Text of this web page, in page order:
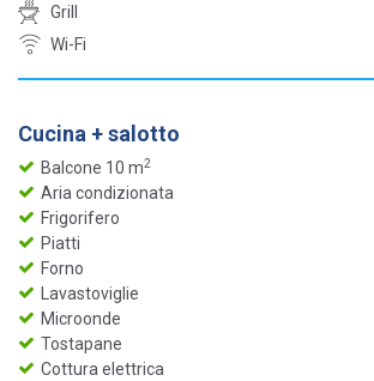
Grill
Wi-Fi
Cucina + salotto
Balcone 10 m2
Aria condizionata
Frigorifero
Piatti
Forno
Lavastoviglie
Microonde
Tostapane
Cottura elettrica